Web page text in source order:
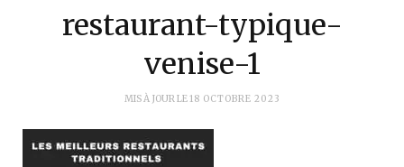
restaurant-typique-
venise-1
MIS À JOUR LE18 OCTOBRE 2023